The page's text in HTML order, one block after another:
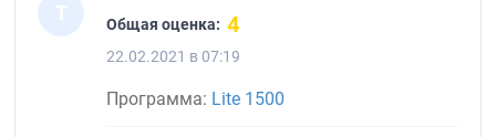
Т Общая оценка: 4
22.02.2021 в 07:19
Программа: Lite 1500